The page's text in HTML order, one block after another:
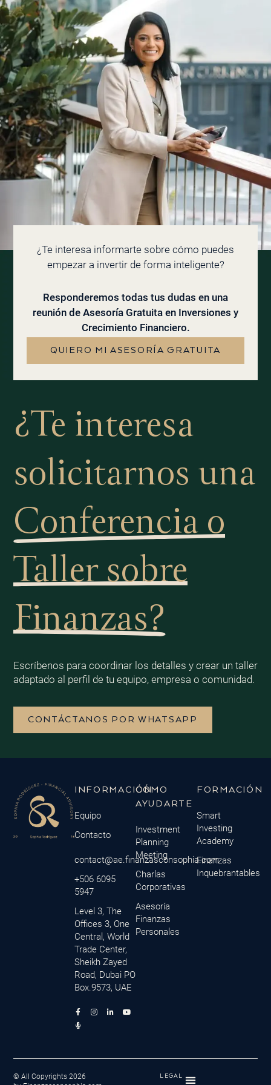
¿Te interesa informarte sobre cómo puedes
empezar a invertir de forma inteligente?
Responderemos todas tus dudas en una
reunión de Asesoría Gratuita en Inversiones y
Crecimiento Financiero.
QUIERO MI ASESORÍA GRATUITA
¿Te interesa
solicitarnos una
Conferencia o
Taller sobre
Finanzas?
Escríbenos para coordinar los detalles y crear un taller
adaptado al perfil de tu equipo, empresa o comunidad.
CONTÁCTANOS POR WHATSAPP
INFORMACIÓN
Equipo
Contacto
contact@ae.finanzasconsophia.com
+506 6095
5947
Level 3, The
Offices 3, One
Central, World
Trade Center,
Sheikh Zayed
Road, Dubai PO
Box.9573, UAE
F
a
c
e
k
f
I
n
a
L
i
n
Y
o
M
i
c
r
o
e
-
CÓMO
AYUDARTE
Investment
Planning
Meeting
Charlas
Corporativas
Asesoría
Finanzas
Personales
FORMACIÓN
Smart
Investing
Academy
Finanzas
Inquebrantables
© All Copyrights 2026
LEGAL